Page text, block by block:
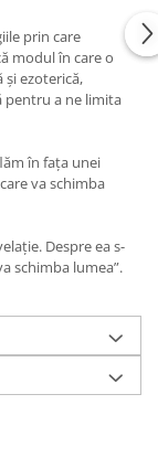
prin care
modul în care o
și ezoterică,
a ne limita
în fața unei
va schimba
Despre ea s-
schimba lumea”.